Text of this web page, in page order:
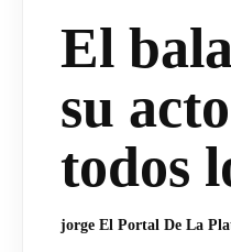
El
su
todos
jorge El Portal De La